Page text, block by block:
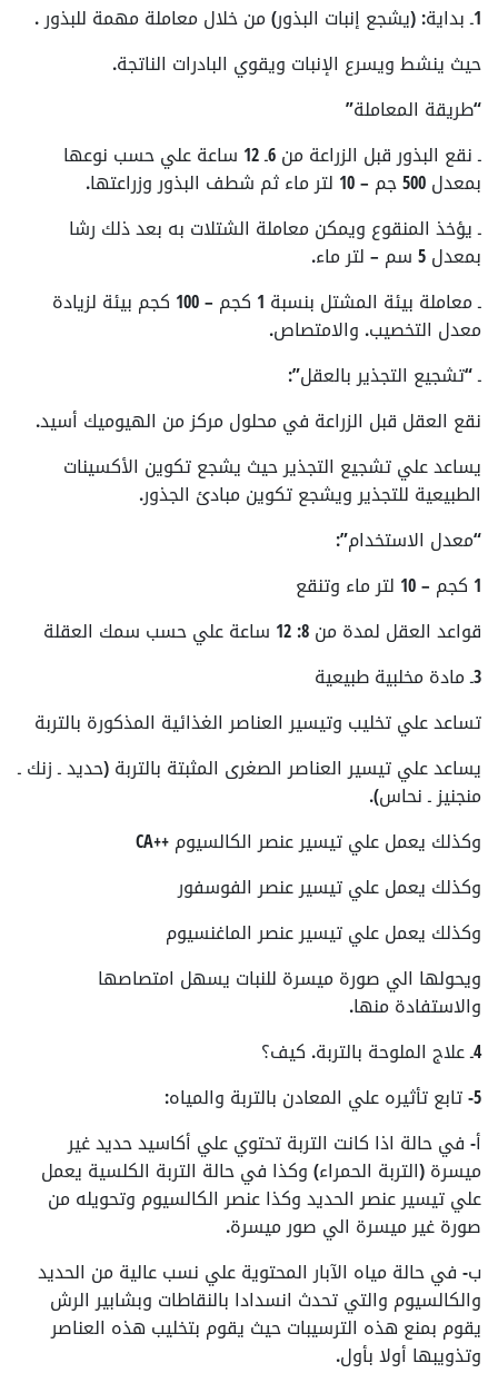
1ـ بداية: (يشجع إنبات البذور) من خلال معاملة مهمة للبذور .
حيث ينشط ويسرع الإنبات ويقوي البادرات الناتجة.
“طريقة المعاملة”
ـ نقع البذور قبل الزراعة من 6ـ 12 ساعة علي حسب نوعها
بمعدل 500 جم – 10 لتر ماء ثم شطف البذور وزراعتها.
ـ يؤخذ المنقوع ويمكن معاملة الشتلات به بعد ذلك رشا
بمعدل 5 سم – لتر ماء.
ـ معاملة بيئة المشتل بنسبة 1 كجم – 100 كجم بيئة لزيادة
معدل التخصيب. والامتصاص.
ـ “تشجيع التجذير بالعقل”:
نقع العقل قبل الزراعة في محلول مركز من الهيوميك أسيد.
يساعد علي تشجيع التجذير حيث يشجع تكوين الأكسينات
الطبيعية للتجذير ويشجع تكوين مبادئ الجذور.
“معدل الاستخدام”:
1 كجم – 10 لتر ماء وتنقع
قواعد العقل لمدة من 8: 12 ساعة علي حسب سمك العقلة
3ـ مادة مخلبية طبيعية
تساعد علي تخليب وتيسير العناصر الغذائية المذكورة بالتربة
يساعد علي تيسير العناصر الصغرى المثبتة بالتربة (حديد ـ زنك ـ
منجنيز ـ نحاس).
وكذلك يعمل علي تيسير عنصر الكالسيوم ++CA
وكذلك يعمل علي تيسير عنصر الفوسفور
وكذلك يعمل علي تيسير عنصر الماغنسيوم
ويحولها الي صورة ميسرة للنبات يسهل امتصاصها
والاستفادة منها.
4ـ علاج الملوحة بالتربة. كيف؟
5- تابع تأثيره علي المعادن بالتربة والمياه:
أ- في حالة اذا كانت التربة تحتوي علي أكاسيد حديد غير
ميسرة (التربة الحمراء) وكذا في حالة التربة الكلسية يعمل
علي تيسير عنصر الحديد وكذا عنصر الكالسيوم وتحويله من
صورة غير ميسرة الي صور ميسرة.
ب- في حالة مياه الآبار المحتوية علي نسب عالية من الحديد
والكالسيوم والتي تحدث انسدادا بالنقاطات وبشابير الرش
يقوم بمنع هذه الترسيبات حيث يقوم بتخليب هذه العناصر
وتذويبها أولا بأول.